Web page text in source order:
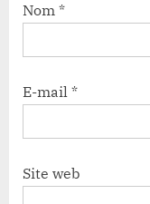
Nom *
E-mail *
Site web